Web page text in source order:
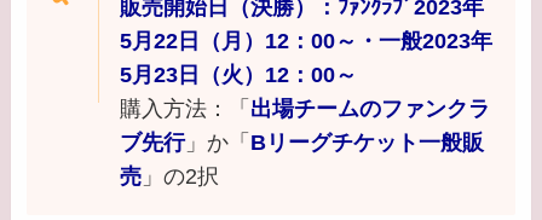
販売開始日（決勝）：ﾌｧﾝｸﾗﾌﾞ2023年
5月22日（月）12：00～・一般2023年
5月23日（火）12：00～
購入方法：「 出場チームのファンクラ
ブ先行」か「 Bリーグチケット一般販
売」の2択